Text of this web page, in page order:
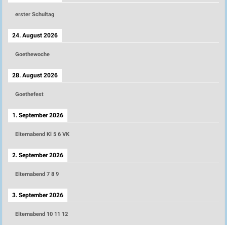
erster Schultag
24. August 2026
Goethewoche
28. August 2026
Goethefest
1. September 2026
Elternabend Kl 5 6 VK
2. September 2026
Elternabend 7 8 9
3. September 2026
Elternabend 10 11 12